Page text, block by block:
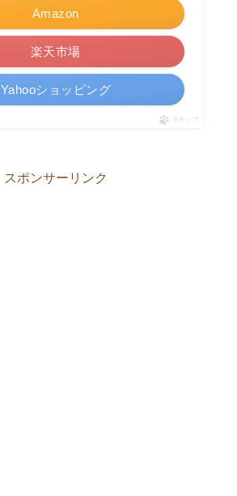
Amazon
楽天市場
Yahooショッピング
ポチップ
スポンサーリンク